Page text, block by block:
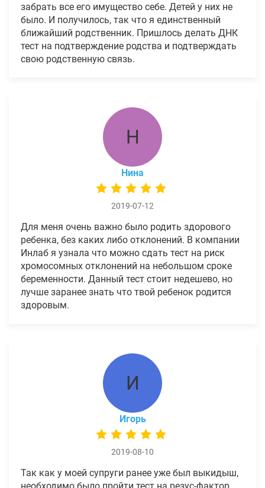
забрать все его имущество себе. Детей у них не
было. И получилось, так что я единственный
ближайший родственник. Пришлось делать ДНК
тест на подтверждение родства и подтверждать
свою родственную связь.
Н
Нина
2019-07-12
Для меня очень важно было родить здорового
ребенка, без каких либо отклонений. В компании
Инлаб я узнала что можно сдать тест на риск
хромосомных отклонений на небольшом сроке
беременности. Данный тест стоит недешево, но
лучше заранее знать что твой ребенок родится
здоровым.
И
Игорь
2019-08-10
Так как у моей супруги ранее уже был выкидыш,
необходимо было пройти тест на резус-фактор